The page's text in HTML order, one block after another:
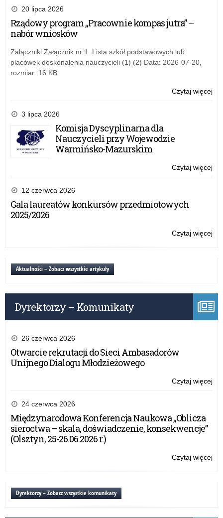
20 lipca 2026
Rządowy program „Pracownie kompas jutra” –
nabór wniosków
Załączniki Załącznik nr 1. Lista szkół podstawowych lub
placówek doskonalenia nauczycieli (1) (2) Data: 2026-07-20,
rozmiar: 16 KB
Czytaj więcej
3 lipca 2026
Komisja Dyscyplinarna dla
Nauczycieli przy Wojewodzie
Warmińsko-Mazurskim
Czytaj więcej
12 czerwca 2026
Gala laureatów konkursów przedmiotowych
2025/2026
Czytaj więcej
Aktualności – Zobacz wszystkie artykuły
Dyrektorzy – Komunikaty
26 czerwca 2026
Otwarcie rekrutacji do Sieci Ambasadorów
Unijnego Dialogu Młodzieżowego
Czytaj więcej
24 czerwca 2026
Międzynarodowa Konferencja Naukowa „Oblicza
sieroctwa – skala, doświadczenie, konsekwencje”
(Olsztyn, 25-26.06.2026 r.)
Czytaj więcej
Dyrektorzy – Zobacz wszystkie komunikaty